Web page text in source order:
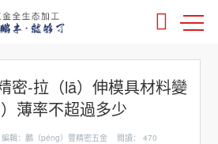
密-拉（lā）伸模具材料變
）薄率不超過多少
輯：鵬（péng）豐精密五金 閱讀： 470